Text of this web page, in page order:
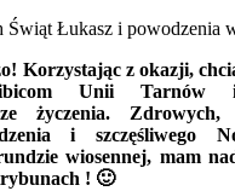
Świąt Łukasz i powodzenia
Korzystając z okazji,
Unii Tarnów
życzenia.
i szczęśliwego
wiosennej, mam
! 🙂